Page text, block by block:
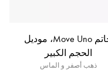
خاتم Move Uno، موديل
الحجم الكبير
ذهب أصفر و الماس